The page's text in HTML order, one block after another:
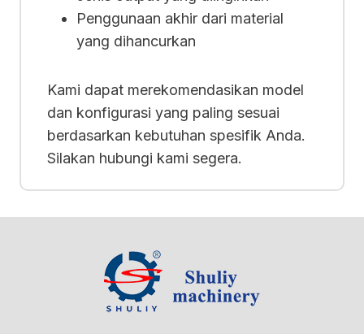
Penggunaan akhir dari material
yang dihancurkan
Kami dapat merekomendasikan model
dan konfigurasi yang paling sesuai
berdasarkan kebutuhan spesifik Anda.
Silakan hubungi kami segera.